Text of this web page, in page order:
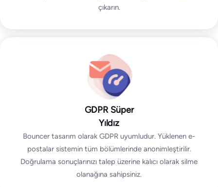
çıkarın.
GDPR Süper
Yıldız
Bouncer tasarım olarak GDPR uyumludur. Yüklenen e-
postalar sistemin tüm bölümlerinde anonimleştirilir.
Doğrulama sonuçlarınızı talep üzerine kalıcı olarak silme
olanağına sahipsiniz.